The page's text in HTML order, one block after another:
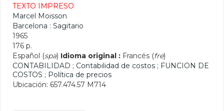
TEXTO IMPRESO
Marcel Moisson
Barcelona : Sagitario
1965
176 p.
Español (spa) Idioma original : Francés (fre)
CONTABILIDAD ; Contabilidad de costos ; FUNCION DE
COSTOS ; Política de precios
Ubicación: 657.474.57 M714